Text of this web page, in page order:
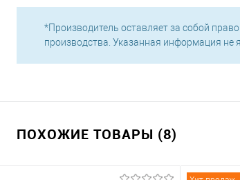
*Производитель оставляет за собой
производства. Указанная информация не
ПОХОЖИЕ ТОВАРЫ (8)